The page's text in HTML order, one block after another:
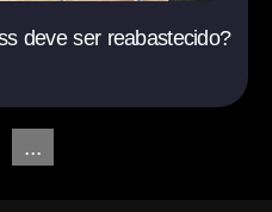
deve ser reabastecido?
...